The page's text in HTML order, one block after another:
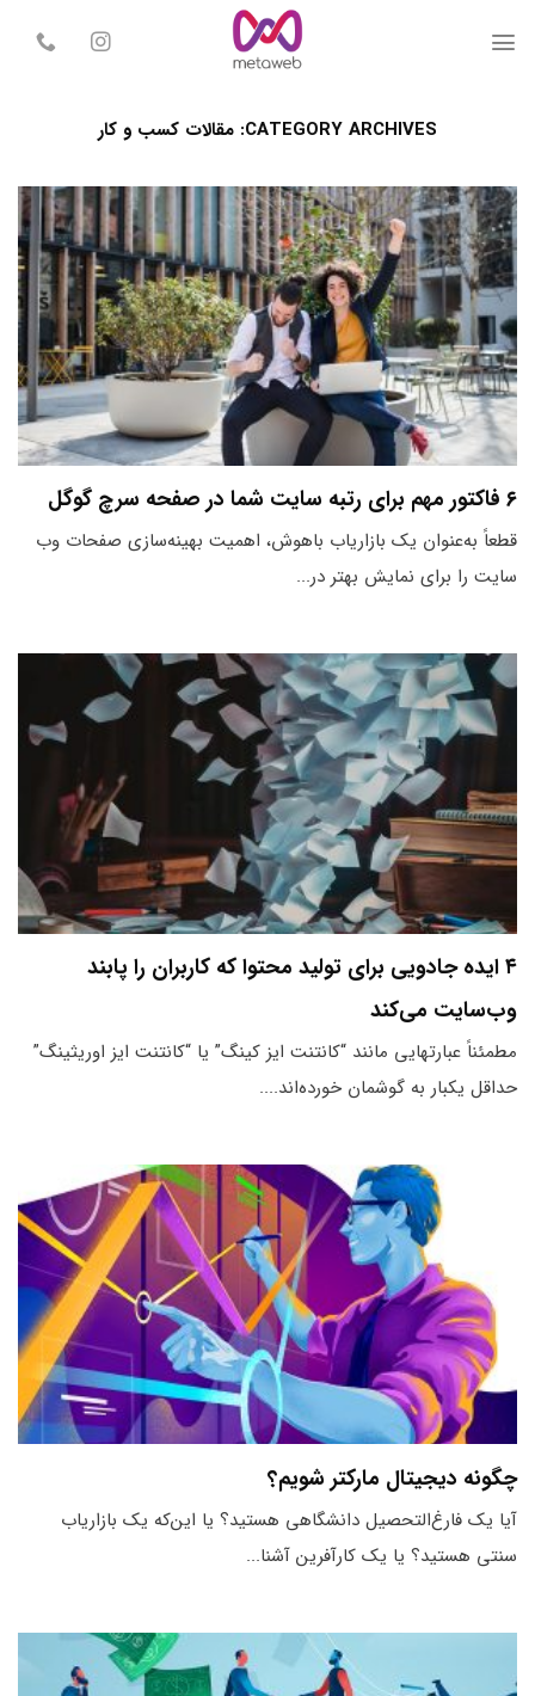
CATEGORY ARCHIVES: مقالات کسب و کار
۶ فاکتور مهم برای رتبه سایت شما در صفحه سرچ گوگل
قطعاً به‌عنوان یک بازاریاب باهوش، اهمیت بهینه‌سازی صفحات وب
سایت را برای نمایش بهتر در...
۴ ایده جادویی برای تولید محتوا که کاربران را پابند
وب‌سایت می‌کند
مطمئناً عبارت‎هایی مانند “کانتنت ایز کینگ” یا “کانتنت ایز اوریثینگ”
حداقل یک‎بار به گوشمان خورده‌اند....
چگونه دیجیتال مارکتر شویم؟
آیا یک فارغ‌التحصیل دانشگاهی هستید؟ یا این‌که یک بازاریاب
سنتی هستید؟ یا یک کارآفرین آشنا...